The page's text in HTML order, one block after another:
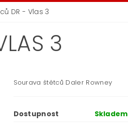
DR - Vlas 3
3
Sourava štětců Daler Rowney
Dostupnost Skladem